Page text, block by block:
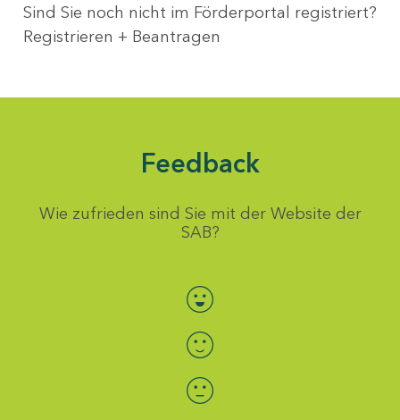
Sind Sie noch nicht im Förderportal registriert?
Registrieren + Beantragen
Feedback
Wie zufrieden sind Sie mit der Website der
SAB?
Bewertung auswählen